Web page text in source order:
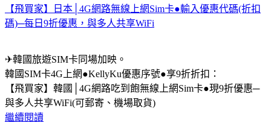
【飛買家】日本│4G網路無線上網Sim卡●輸入優惠代碼(折扣
碼)─每日9折優惠，與多人共享WiFi
✈韓國旅遊SIM卡同場加映。
韓國SIM卡4G上網●KellyKu優惠序號●享9折折扣：
【飛買家】韓國│4G網路吃到飽無線上網Sim卡●現9折優惠─
與多人共享WiFi(可郵寄、機場取貨)
繼續閱讀